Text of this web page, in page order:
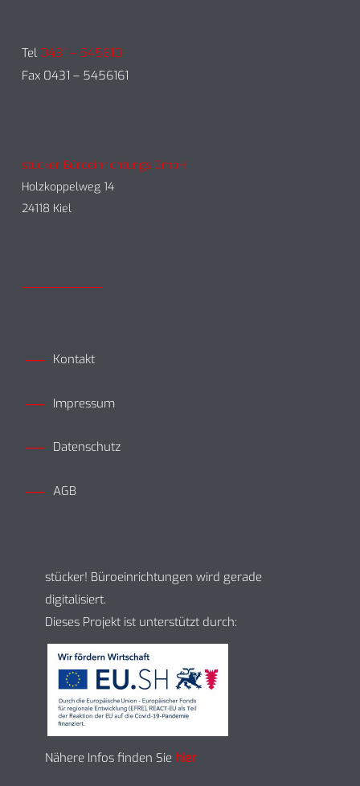
Tel 0431 – 545610
Fax 0431 – 5456161
stücker Büroeinrichtungs GmbH
Holzkoppelweg 14
24118 Kiel
Kontakt
Impressum
Datenschutz
AGB
stücker! Büroeinrichtungen wird gerade
digitalisiert.
Dieses Projekt ist unterstützt durch:
Nähere Infos finden Sie hier